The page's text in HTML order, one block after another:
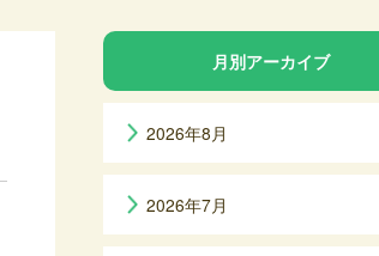
月別アーカイブ
2026年8月
2026年7月